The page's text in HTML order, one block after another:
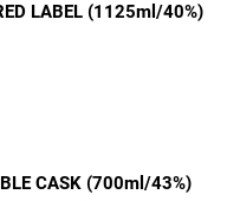
LABEL (1125ml/40%)
CASK (700ml/43%)